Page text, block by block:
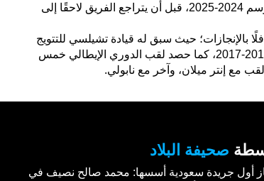
الفريق للتتويج بلقب الدوري الإيطالي موسم 2024-2025، قبل أن يتراجع الفريق لاحقًا إلى
بالإنجازات؛ حيث سبق له قيادة تشيلسي للتتويج
بلقب الدوري الإنجليزي الممتاز موسم 2016-2017، كما حصد لقب الدوري الإيطالي خمس
مع إنتر ميلان، وآخر مع نابولي.
صحيفة البلاد
أول جريدة سعودية أسسها: محمد صالح نصيف في